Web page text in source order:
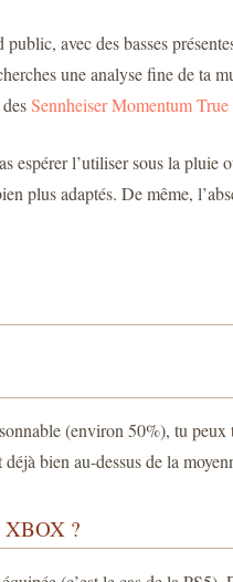
avec des basses
une analyse fine de ta
Sennheiser Momentum
l’utiliser sous la
plus adaptés. De même,
(environ 50%), tu
bien au-dessus de la
?